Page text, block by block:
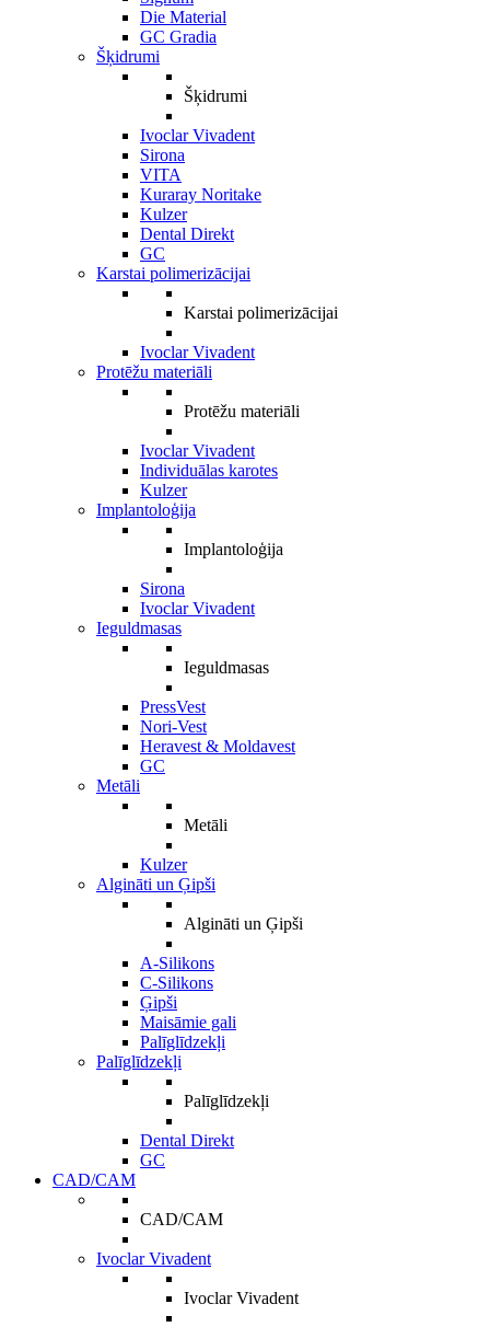
Die Material
GC Gradia
Šķidrumi
Šķidrumi
Ivoclar Vivadent
Sirona
VITA
Kuraray Noritake
Kulzer
Dental Direkt
GC
Karstai polimerizācijai
Karstai polimerizācijai
Ivoclar Vivadent
Protēžu materiāli
Protēžu materiāli
Ivoclar Vivadent
Individuālas karotes
Kulzer
Implantoloģija
Implantoloģija
Sirona
Ivoclar Vivadent
Ieguldmasas
Ieguldmasas
PressVest
Nori-Vest
Heravest & Moldavest
GC
Metāli
Metāli
Kulzer
Algināti un Ģipši
Algināti un Ģipši
A-Silikons
C-Silikons
Ģipši
Maisāmie gali
Palīglīdzekļi
Palīglīdzekļi
Palīglīdzekļi
Dental Direkt
GC
CAD/CAM
CAD/CAM
Ivoclar Vivadent
Ivoclar Vivadent